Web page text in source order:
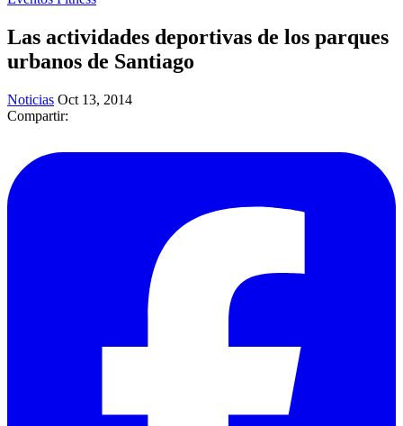
Las actividades deportivas de los parques
urbanos de Santiago
Noticias Oct 13, 2014
Compartir: